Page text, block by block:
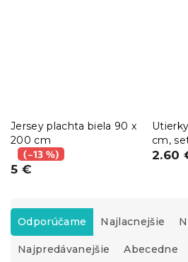
Jersey plachta biela 90 x
200 cm
(–13 %)
5 €
cm,
2.60
R
a
d
e
Odporúčame Najlacnejšie
Najpredávanejšie Abecedne